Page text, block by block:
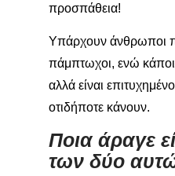
προσπάθεια!
Υπάρχουν άνθρωποι
πάμπτωχοι, ενώ
αλλά είναι
οτιδήποτε κάνουν.
Ποια άραγε
των δύο